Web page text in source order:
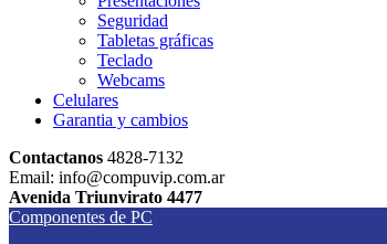
Seguridad
Tabletas gráficas
Teclado
Webcams
Celulares
Garantia y cambios
Contactanos 4828-7132
Email: info@compuvip.com.ar
Avenida Triunvirato 4477
Componentes de PC